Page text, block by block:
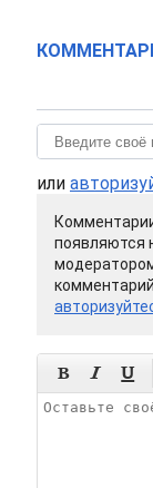
или
появляются
  